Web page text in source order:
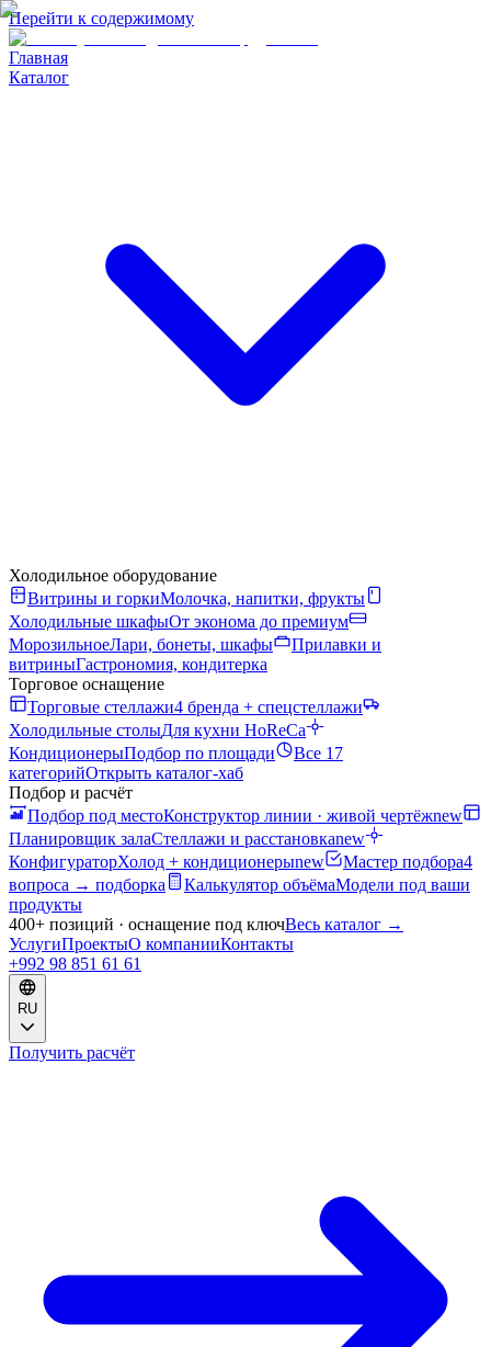
Перейти к содержимому
Главная
Каталог
Холодильное оборудование
Витрины и горкиМолочка, напитки, фрукты
Холодильные шкафыОт эконома до премиум
МорозильноеЛари, бонеты, шкафы
Прилавки и
витриныГастрономия, кондитерка
Торговое оснащение
Торговые стеллажи4 бренда + спецстеллажи
Холодильные столыДля кухни HoReCa
КондиционерыПодбор по площади
Все 17
категорийОткрыть каталог-хаб
Подбор и расчёт
Подбор под местоКонструктор линии · живой чертёжnew
Планировщик залаСтеллажи и расстановкаnew
КонфигураторХолод + кондиционерыnew Мастер подбора4
вопроса → подборка
Калькулятор объёмаМодели под ваши
продукты
400+ позиций · оснащение под ключВесь каталог →
УслугиПроектыО компанииКонтакты
+992 98 851 61 61
RU
Получить расчёт